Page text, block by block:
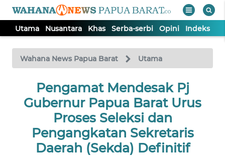
Utama Nusantara Khas Serba-serbi Opini Indeks
Wahana News Papua Barat Utama
Pengamat Mendesak Pj
Gubernur Papua Barat Urus
Proses Seleksi dan
Pengangkatan Sekretaris
Daerah (Sekda) Definitif
TV
Tutup
UTAMA
NUSANTARA